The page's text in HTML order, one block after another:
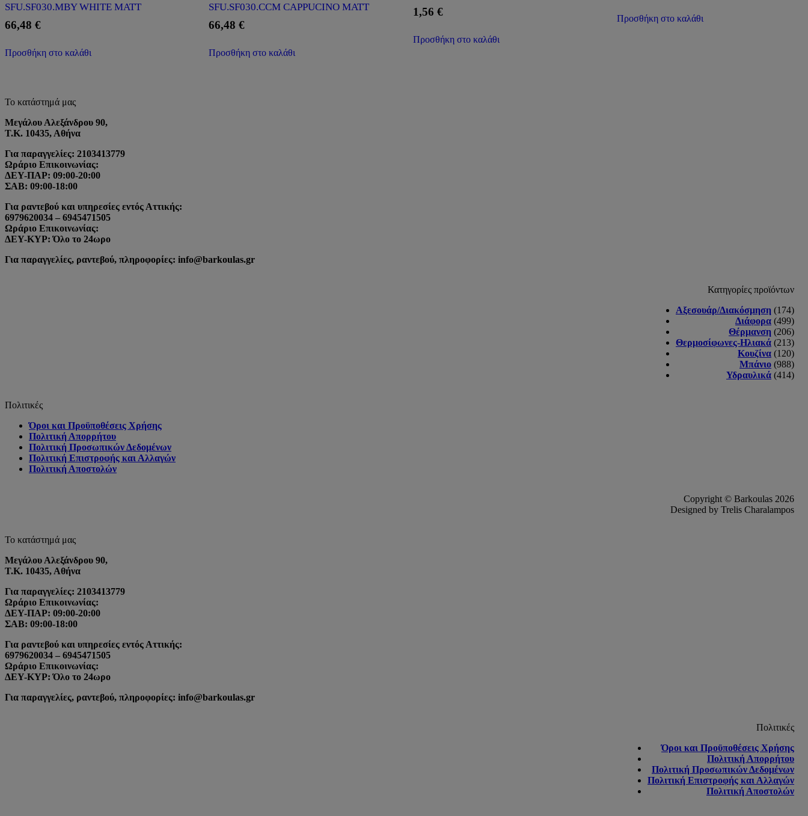
SFU.SF030.MBY WHITE MATT
66,48 €
Προσθήκη στο καλάθι
SFU.SF030.CCM CAPPUCINO MATT
66,48€
Προσθήκη στο καλάθι
1,56 €
Προσθήκη στο καλάθι
Προσθήκη στο καλάθι
Το κατάστημά μας
Μεγάλου Αλεξάνδρου 90,
Τ.Κ. 10435, Αθήνα
Για παραγγελίες: 2103413779
Ωράριο Επικοινωνίας:
ΔΕΥ-ΠΑΡ: 09:00-20:00
ΣΑΒ: 09:00-18:00
Για ραντεβού και υπηρεσίες εντός Αττικής:
6979620034 – 6945471505
Ωράριο Επικοινωνίας:
ΔΕΥ-ΚΥΡ: Όλο το 24ωρο
Για παραγγελίες, ραντεβού, πληροφορίες: info@barkoulas.gr
Κατηγορίες προϊόντων
Αξεσουάρ/Διακόσμηση (174)
Διάφορα (499)
Θέρμανση (206)
Θερμοσίφωνες-Ηλιακά (213)
Κουζίνα (120)
Μπάνιο (988)
Υδραυλικά (414)
Πολιτικές
Όροι και Προϋποθέσεις Χρήσης
Πολιτική Απορρήτου
Πολιτική Προσωπικών Δεδομένων
Πολιτική Επιστροφής και Αλλαγών
Πολιτική Αποστολών
Copyright © Barkoulas 2026
Designed by Trelis Charalampos
Το κατάστημά μας
Μεγάλου Αλεξάνδρου 90,
Τ.Κ. 10435, Αθήνα
Για παραγγελίες: 2103413779
Ωράριο Επικοινωνίας:
ΔΕΥ-ΠΑΡ: 09:00-20:00
ΣΑΒ: 09:00-18:00
Για ραντεβού και υπηρεσίες εντός Αττικής:
6979620034 – 6945471505
Ωράριο Επικοινωνίας:
ΔΕΥ-ΚΥΡ: Όλο το 24ωρο
Για παραγγελίες, ραντεβού, πληροφορίες: info@barkoulas.gr
Πολιτικές
Όροι και Προϋποθέσεις Χρήσης
Πολιτική Απορρήτου
Πολιτική Προσωπικών Δεδομένων
Πολιτική Επιστροφής και Αλλαγών
Πολιτική Αποστολών